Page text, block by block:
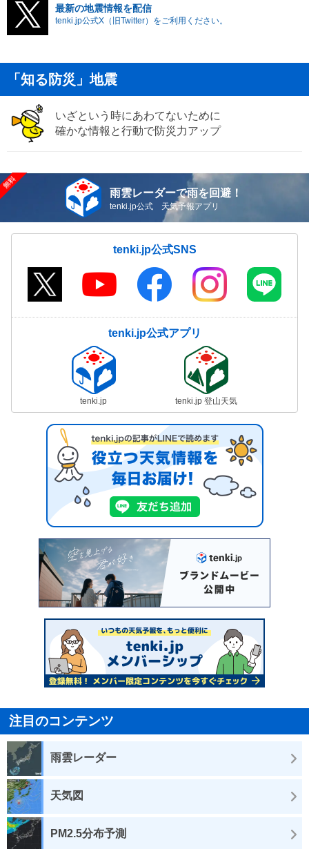
最新の地震情報を配信
tenki.jp公式X（旧Twitter）をご利用ください。
「知る防災」地震
いざという時にあわてないために
確かな情報と行動で防災力アップ
雨雲レーダーで雨を回避！
tenki.jp公式 天気予報アプリ
tenki.jp公式SNS
tenki.jp公式アプリ
tenki.jp tenki.jp 登山天気
注目のコンテンツ
雨雲レーダー
天気図
PM2.5分布予測